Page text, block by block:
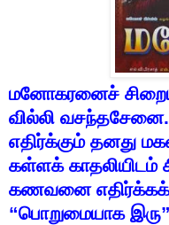
மனோகரனைச்
வில்லி வசந்தசேனை.
எதிர்க்கும் தனது
கள்ளக் காதலியிடம்
கணவனை எதிர்க்கக்
“பொறுமையாக இரு”